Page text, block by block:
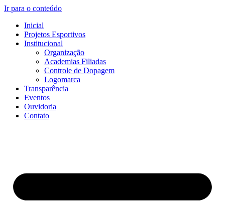
Ir para o conteúdo
Inicial
Projetos Esportivos
Institucional
Organização
Academias Filiadas
Controle de Dopagem
Logomarca
Transparência
Eventos
Ouvidoria
Contato